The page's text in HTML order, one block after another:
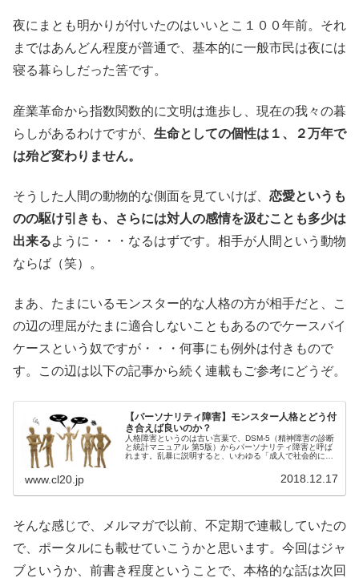
夜にまとも明かりが付いたのはいいとこ１００年前。それ
まではあんどん程度が普通で、基本的に一般市民は夜には
寝る暮らしだった筈です。
産業革命から指数関数的に文明は進歩し、現在の我々の暮
らしがあるわけですが、 生命としての個性は１、２万年で
は殆ど変わりません。
そうした人間の動物的な側面を見ていけば、 恋愛というも
のの駆け引きも、さらには対人の感情を汲むことも多少は
出来るように・・・なるはずです。相手が人間という動物
ならば（笑）。
まあ、たまにいるモンスター的な人格の方が相手だと、こ
の辺の理屈がたまに適合しないこともあるのでケースバイ
ケースという奴ですが・・・何事にも例外は付きもので
す。この辺は以下の記事から続く連載もご参考にどうぞ。
【パーソナリティ障害】モンスター人格とどう付
き合えば良いのか？
人格障害というのは古い言葉で、DSM-5（精神障害の診断
と統計マニュアル 第5版）からパーソナリティ障害と呼ば
れます。乱暴に説明すると、いわゆる「成人で社会的に迷
www.cl20.jp 2018.12.17
そんな感じで、メルマガで以前、不定期で連載していたの
で、ポータルにも載せていこうかと思います。今回はジャ
ブというか、前書き程度ということで、本格的な話は次回